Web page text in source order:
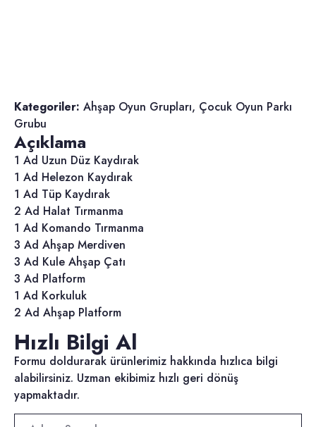
Kategoriler: Ahşap Oyun Grupları, Çocuk Oyun Parkı
Grubu
Açıklama
1 Ad Uzun Düz Kaydırak
1 Ad Helezon Kaydırak
1 Ad Tüp Kaydırak
2 Ad Halat Tırmanma
1 Ad Komando Tırmanma
3 Ad Ahşap Merdiven
3 Ad Kule Ahşap Çatı
3 Ad Platform
1 Ad Korkuluk
2 Ad Ahşap Platform
Hızlı Bilgi Al
Formu doldurarak ürünlerimiz hakkında hızlıca bilgi
alabilirsiniz. Uzman ekibimiz hızlı geri dönüş
yapmaktadır.